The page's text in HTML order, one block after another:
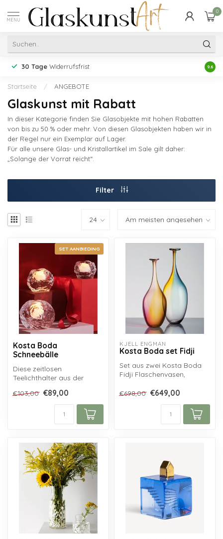
MENU
0
30 Tage Widerrufsfrist 9.6
Startseite / ANGEBOTE
Glaskunst mit Rabatt
In dieser Kategorie finden Sie Glasobjekte mit hohen Rabatten
von bis zu 50 % oder mehr. Von diesen Glasobjekten haben wir in
der Regel nur ein Exemplar auf Lager.
Für alle unsere Glas- und Kristallartikel im Sale gilt daher:
„Solange der Vorrat reicht“.
Filter
SET AANBIEDING
Kosta Boda
Schneebälle
Diese zeitlosen
Teelichthalter aus der
Boda sind aus re...
€103,00 €89,00
KJELL ENGMAN
Kosta Boda set Fidji
Set aus zwei Kosta Boda
Fidji Flaschenvasen,
Engman...
€698,00 €649,00